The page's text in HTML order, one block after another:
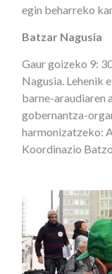
egin beharreko
Batzar Nagusia
Gaur goizeko 9:
Nagusia. Lehenik
barne-araudiaren
gobernantza-
harmonizatzeko:
Koordinazio